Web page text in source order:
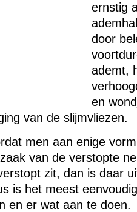
ernstig
door
ademt,
en
van de slijmvliezen.
men aan enige
van de verstopte
zit, dan is daar
is het meest
en er wat aan te doen.